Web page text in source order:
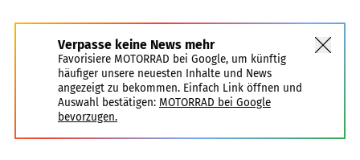
Verpasse keine News mehr
Favorisiere MOTORRAD bei Google, um künftig
häufiger unsere neuesten Inhalte und News
angezeigt zu bekommen. Einfach Link öffnen und
Auswahl bestätigen: MOTORRAD bei Google
bevorzugen.